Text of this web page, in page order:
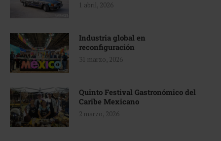
1 abril, 2026
Industria global en
reconfiguración
31 marzo, 2026
Quinto Festival Gastronómico del
Caribe Mexicano
2 marzo, 2026